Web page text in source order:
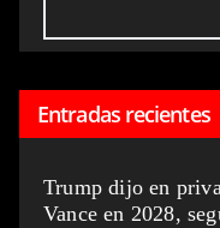
Entradas recientes
Trump dijo en
Vance en 2028,